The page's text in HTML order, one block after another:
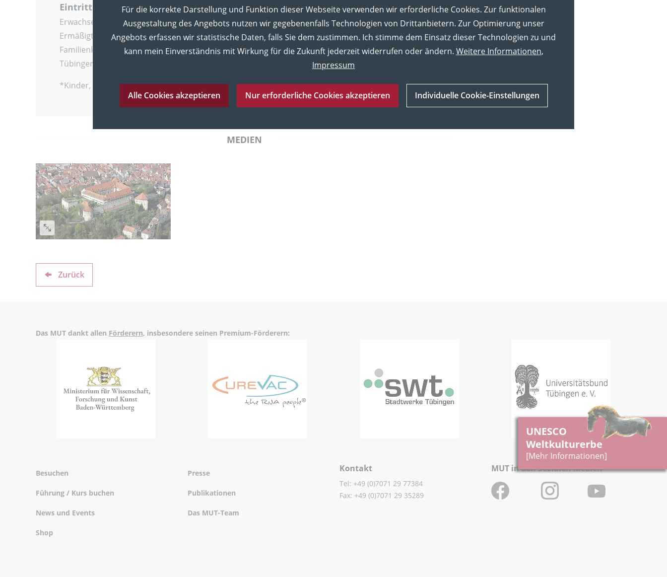
UNESCO
Weltkulturerbe
[Mehr Informationen]
Eintritt
Erwachsene: 5 €
Ermäßigt*: 3 €
Familienkarte: 12 €
Tübinger Studierende: frei
*Kinder, Schüler:innen, Studierende, Rentner:innen, Schwerbehinderte
MEDIEN
Zurück
Das MUT dankt allen Förderern, insbesondere seinen Premium-Förderern:
Besuchen
Führung / Kurs buchen
News und Events
Shop
Presse
Publikationen
Das MUT-Team
Kontakt
Tel: +49 (0)7071 29 77384
Fax: +49 (0)7071 29 35289
MUT in den Sozialen Medien
Für die korrekte Darstellung und Funktion dieser Webseite verwenden wir erforderliche Cookies. Zur funktionalen
Ausgestaltung des Angebots nutzen wir gegebenenfalls Technologien von Drittanbietern. Zur Optimierung unser
Angebots erfassen wir statistische Daten, falls Sie dem zustimmen. Ich stimme dem Einsatz dieser Technologien zu und
kann mein Einverständnis mit Wirkung für die Zukunft jederzeit widerrufen oder ändern. Weitere Informationen,
Impressum
Alle Cookies akzeptieren Nur erforderliche Cookies akzeptieren Individuelle Cookie-Einstellungen